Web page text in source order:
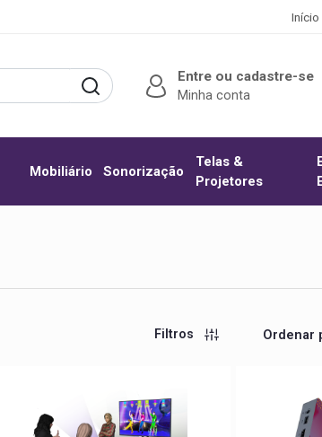
Início
Entre ou cadastre-se
Minha conta
Mobiliário Sonorização
Telas &
Projetores
Filtros